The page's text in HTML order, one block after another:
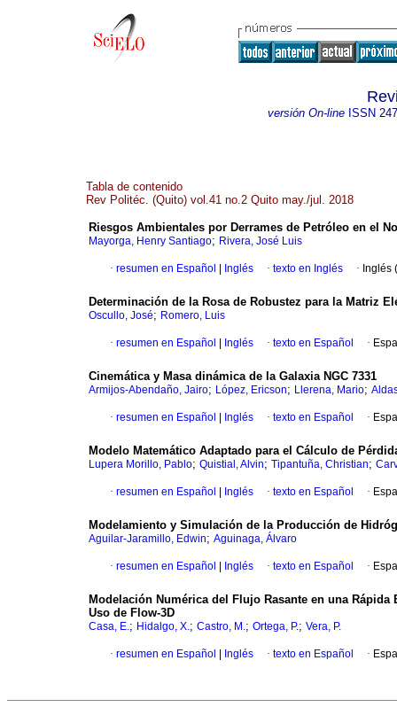
versión On-lineISSN
Tabla de contenido
Rev Politéc. (Quito) vol.41 no.2 Quito may./jul. 2018
Riesgos Ambientales por Derrames de Petróleo en el
Mayorga, Henry Santiago; Rivera, José Luis
· resumen en Español Inglés · texto en Inglés · Inglés
Determinación de la Rosa de Robustez para la Matriz
Oscullo, José; Romero, Luis
· resumen en Español Inglés · texto en Español ·
Cinemática y Masa dinámica de la Galaxia NGC 7331
Armijos-Abendaño, Jairo; López, Ericson; Llerena, Mario;
· resumen en Español Inglés · texto en Español ·
Modelo Matemático Adaptado para el Cálculo de
Lupera Morillo, Pablo; Quistial, Alvin; Tipantuña, Christian;
· resumen en Español Inglés · texto en Español ·
Modelamiento y Simulación de la Producción de
Aguilar-Jaramillo, Edwin; Aguinaga, Álvaro
· resumen en Español Inglés · texto en Español ·
Modelación Numérica del Flujo Rasante en una
Uso de Flow-3D
Casa, E.; Hidalgo, X.; Castro, M.; Ortega, P.; Vera, P.
· resumen en Español Inglés · texto en Español ·